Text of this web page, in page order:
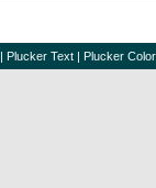
| Plucker Text | Plucker Color